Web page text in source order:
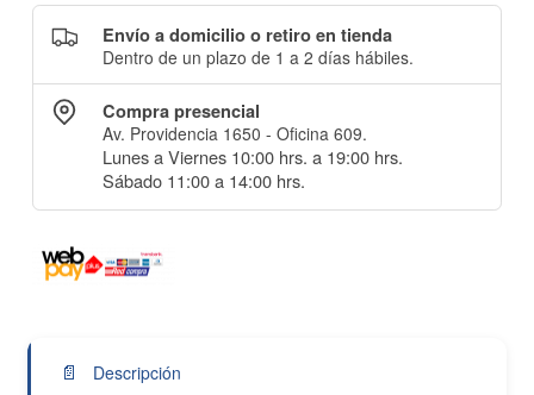
Envío a domicilio o retiro en tienda
Dentro de un plazo de 1 a 2 días hábiles.
Compra presencial
Av. Providencia 1650 - Oficina 609.
Lunes a Viernes 10:00 hrs. a 19:00 hrs.
Sábado 11:00 a 14:00 hrs.
📄 Descripción